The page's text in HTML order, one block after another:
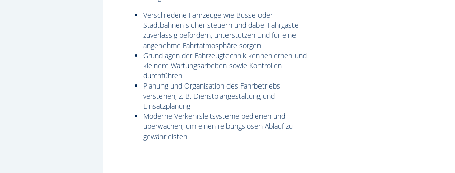
Verschiedene Fahrzeuge wie Busse oder
Stadtbahnen sicher steuern und dabei Fahrgäste
zuverlässig befördern, unterstützen und für eine
angenehme Fahrtatmosphäre sorgen
Grundlagen der Fahrzeugtechnik kennenlernen und
kleinere Wartungsarbeiten sowie Kontrollen
durchführen
Planung und Organisation des Fahrbetriebs
verstehen, z. B. Dienstplangestaltung und
Einsatzplanung
Moderne Verkehrsleitsysteme bedienen und
überwachen, um einen reibungslosen Ablauf zu
gewährleisten